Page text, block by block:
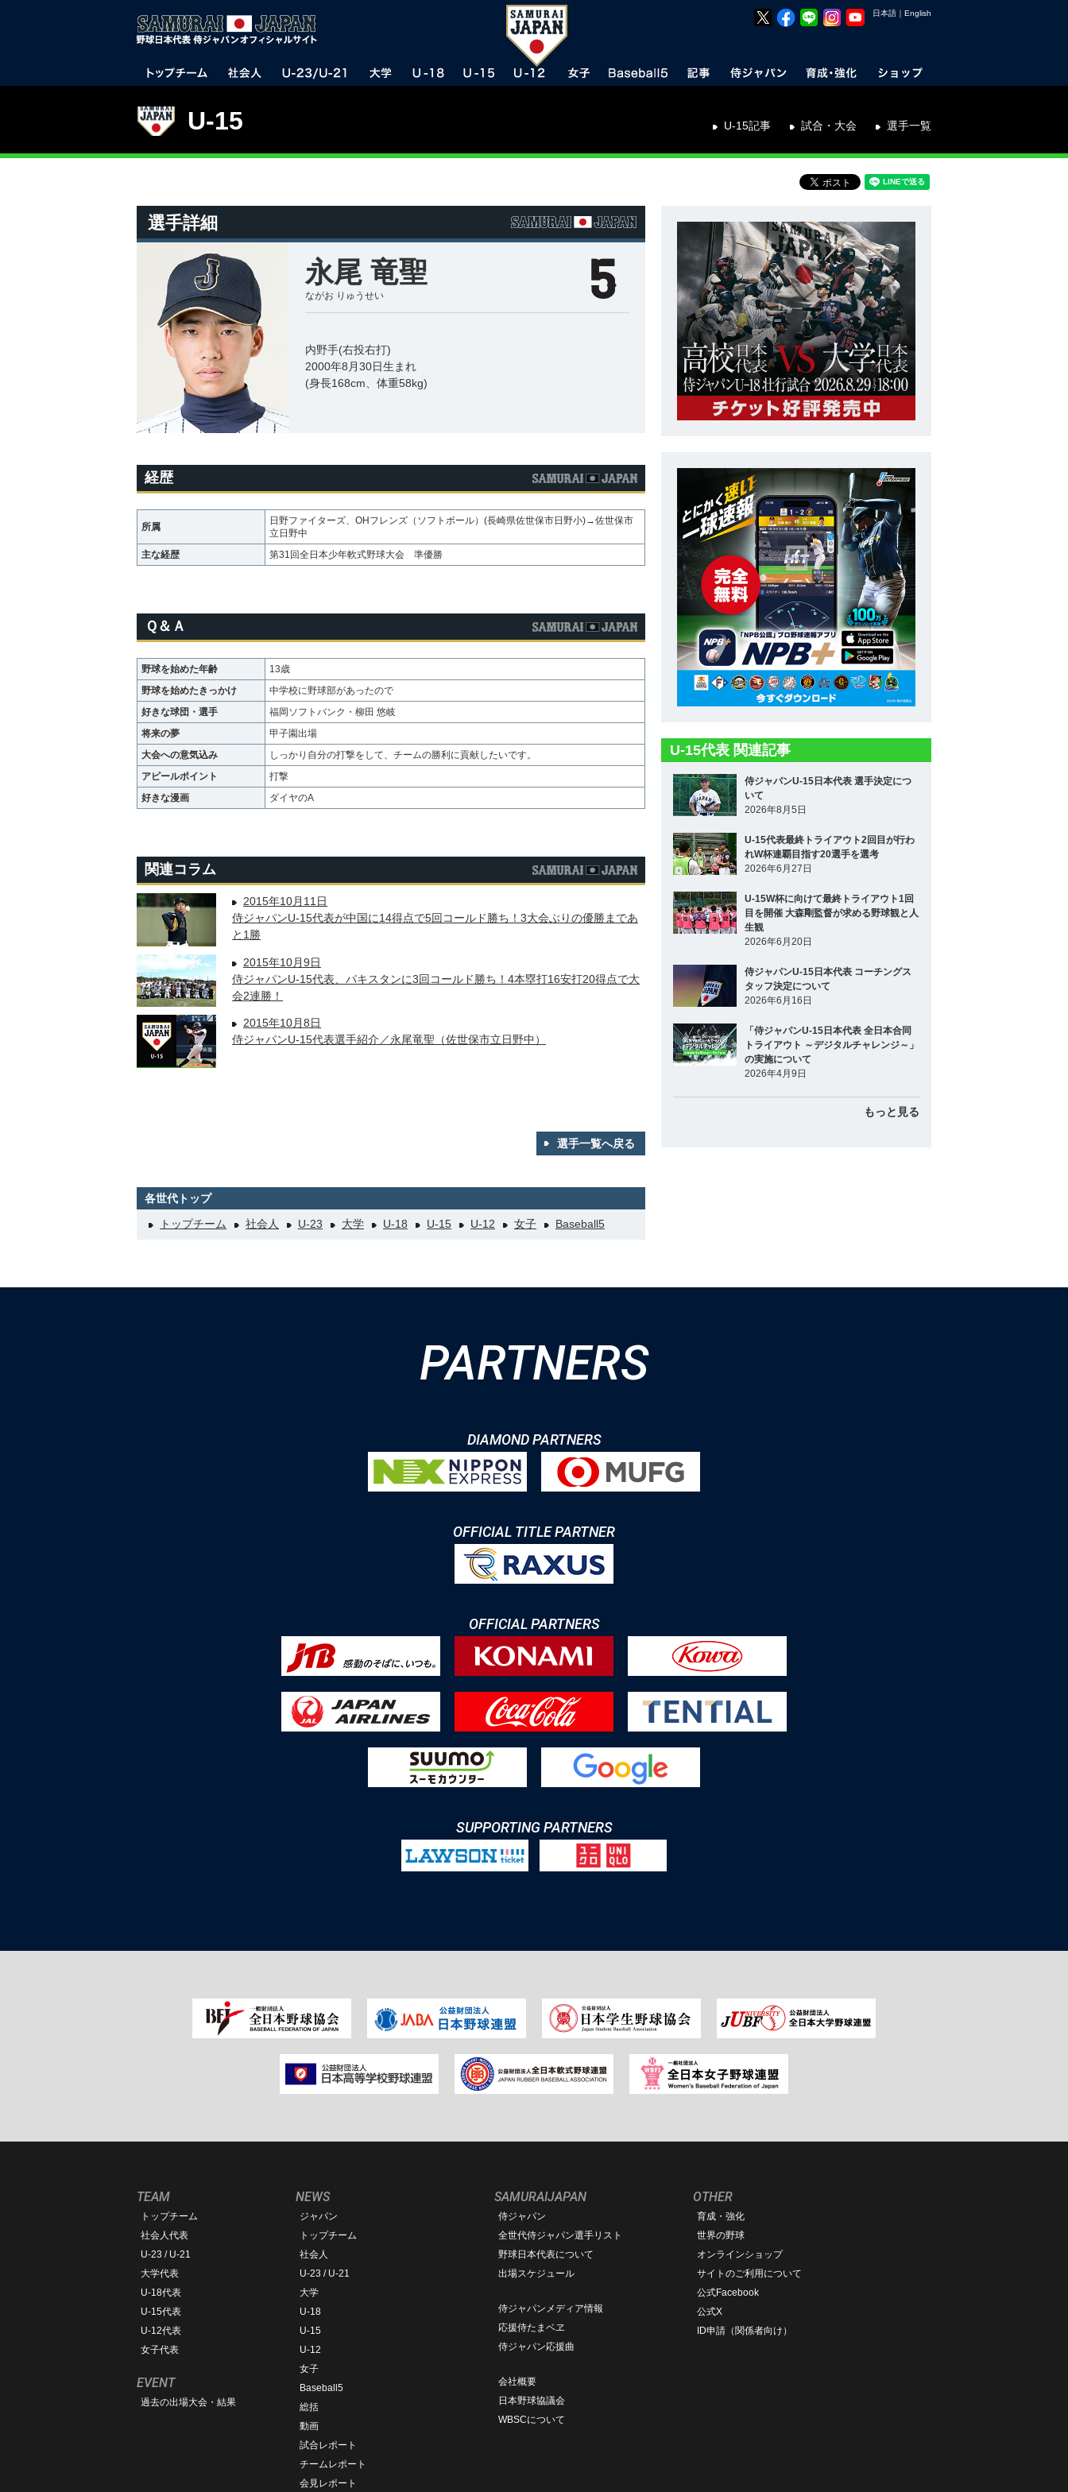
日本語 ｜ English
U-15 U-15記事 試合・大会 選手一覧
選手詳細
永尾 竜聖
ながお りゅうせい
内野手(右投右打)
2000年8月30日生まれ
(身長168cm、体重58kg)
経歴
所属
日野ファイターズ、OHフレンズ（ソフトボール）(長崎県佐世保市日野小)→佐世保市
立日野中
主な経歴
第31回全日本少年軟式野球大会 準優勝
Ｑ＆Ａ
野球を始めた年齢
13歳
野球を始めたきっかけ
中学校に野球部があったので
好きな球団・選手
福岡ソフトバンク・柳田 悠岐
将来の夢
甲子園出場
大会への意気込み
しっかり自分の打撃をして、チームの勝利に貢献したいです。
アピールポイント
打撃
好きな漫画
ダイヤのA
関連コラム
2015年10月11日
侍ジャパンU-15代表が中国に14得点で5回コールド勝ち！3大会ぶりの優勝まであ
と1勝
2015年10月9日
侍ジャパンU-15代表、パキスタンに3回コールド勝ち！4本塁打16安打20得点で大
会2連勝！
2015年10月8日
侍ジャパンU-15代表選手紹介／永尾竜聖（佐世保市立日野中）
選手一覧へ戻る
各世代トップ
トップチーム
社会人 U-23 大学 U-18 U-15 U-12 女子 Baseball5
U-15代表 関連記事
侍ジャパンU-15日本代表 選手決定につ
いて
2026年8月5日
U-15代表最終トライアウト2回目が行わ
れW杯連覇目指す20選手を選考
2026年6月27日
U-15W杯に向けて最終トライアウト1回
目を開催 大森剛監督が求める野球観と人
生観
2026年6月20日
侍ジャパンU-15日本代表 コーチングス
タッフ決定について
2026年6月16日
「侍ジャパンU-15日本代表 全日本合同
トライアウト ～デジタルチャレンジ～」
の実施について
2026年4月9日
もっと見る
PARTNERS
DIAMOND PARTNERS
OFFICIAL TITLE PARTNER
OFFICIAL PARTNERS
SUPPORTING PARTNERS
TEAM
トップチーム
社会人代表
U-23 / U-21
大学代表
U-18代表
U-15代表
U-12代表
女子代表
EVENT
過去の出場大会・結果
NEWS
ジャパン
トップチーム
社会人
U-23 / U-21
大学
U-18
U-15
U-12
女子
Baseball5
総括
動画
試合レポート
チームレポート
会見レポート
SAMURAIJAPAN
侍ジャパン
全世代侍ジャパン選手リスト
野球日本代表について
出場スケジュール
侍ジャパンメディア情報
応援侍たまベヱ
侍ジャパン応援曲
会社概要
日本野球協議会
WBSCについて
OTHER
育成・強化
世界の野球
オンラインショップ
サイトのご利用について
公式Facebook
公式X
ID申請（関係者向け）